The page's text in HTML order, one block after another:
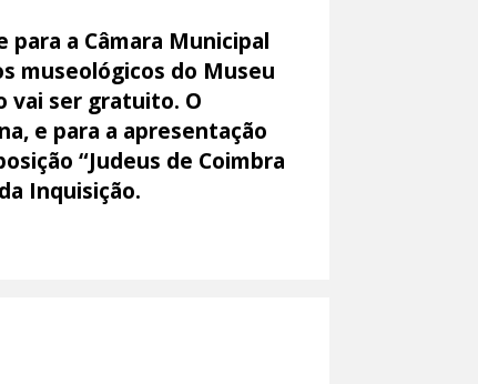
a Câmara Municipal
museológicos do Museu
vai ser gratuito. O
e para a apresentação
“Judeus de Coimbra
Inquisição.